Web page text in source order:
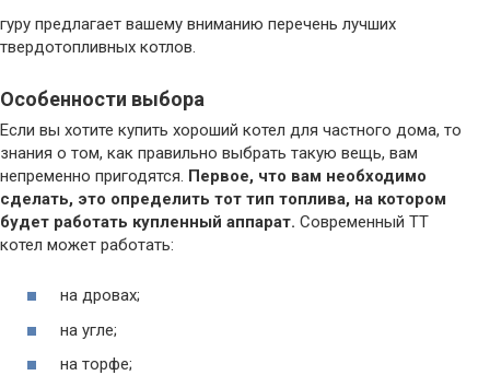
гуру предлагает вашему вниманию перечень лучших
твердотопливных котлов.
Особенности выбора
Если вы хотите купить хороший котел для частного дома, то
знания о том, как правильно выбрать такую вещь, вам
непременно пригодятся. Первое, что вам необходимо
сделать, это определить тот тип топлива, на котором
будет работать купленный аппарат. Современный ТТ
котел может работать:
на дровах;
на угле;
на торфе;